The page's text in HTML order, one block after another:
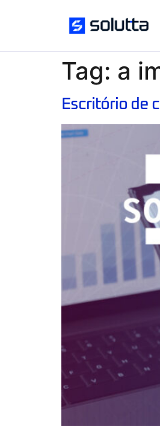
Tag: a
Escritório de